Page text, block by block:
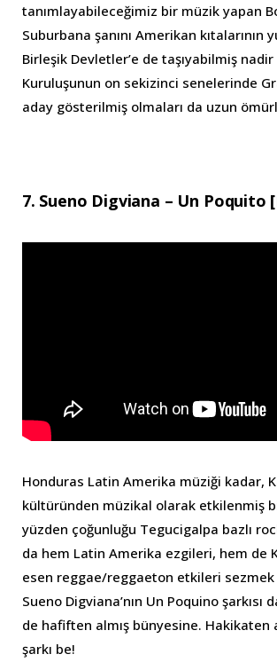
tanımlayabileceğimiz bir müzik yapan
Suburbana şanını Amerikan kıtalarının
Birleşik Devletler’e de taşıyabilmiş
Kuruluşunun on sekizinci senelerinde
aday gösterilmiş olmaları da uzun
7. Sueno Digviana – Un Poquito
Honduras Latin Amerika müziği kadar,
kültüründen müzikal olarak etkilenmiş
yüzden çoğunluğu Tegucigalpa bazlı
da hem Latin Amerika ezgileri, hem de
esen reggae/reggaeton etkileri sezmek
Sueno Digviana’nın Un Poquino şarkısı
de hafiften almış bünyesine. Hakikaten
şarkı be!